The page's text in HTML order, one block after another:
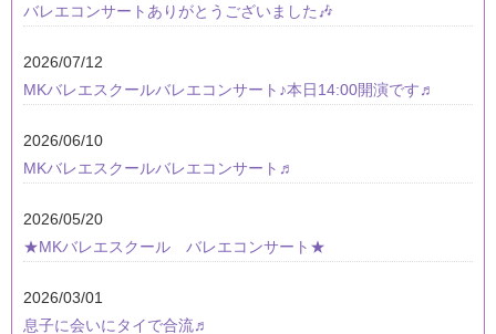
バレエコンサートありがとうございました🎶
2026/07/12
MKバレエスクールバレエコンサート♪本日14:00開演です♬
2026/06/10
MKバレエスクールバレエコンサート♬
2026/05/20
★MKバレエスクール バレエコンサート★
2026/03/01
息子に会いにタイで合流♬